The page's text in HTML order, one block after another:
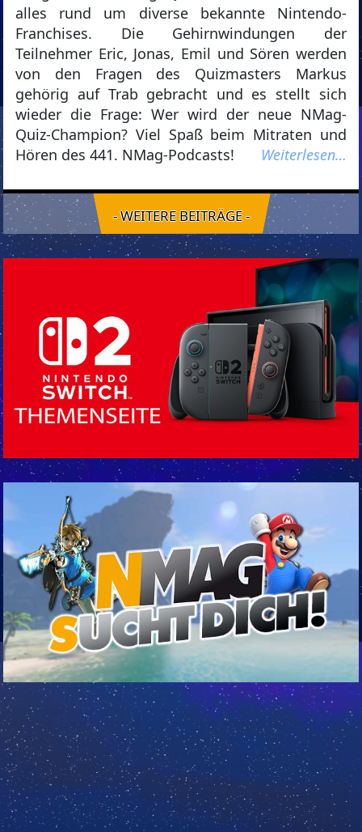
alles rund um diverse bekannte Nintendo-
Franchises. Die Gehirnwindungen der
Teilnehmer Eric, Jonas, Emil und Sören werden
von den Fragen des Quizmasters Markus
gehörig auf Trab gebracht und es stellt sich
wieder die Frage: Wer wird der neue NMag-
Quiz-Champion? Viel Spaß beim Mitraten und
Hören des 441. NMag-Podcasts!
Weiterlesen…
- WEITERE BEITRÄGE -